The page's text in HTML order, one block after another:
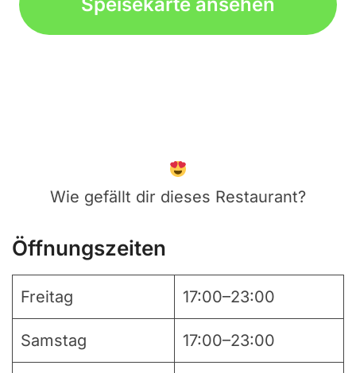
Wie gefällt dir dieses Restaurant?
Öffnungszeiten
Freitag 17:00–23:00
Samstag 17:00–23:00